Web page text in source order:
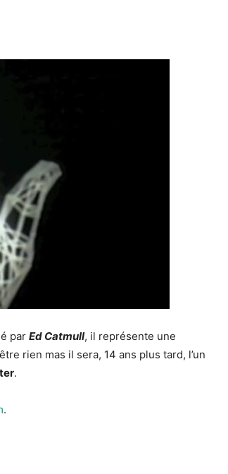
par Ed Catmull, il représente une
rien mas il sera, 14 ans plus tard, l’un
.
.